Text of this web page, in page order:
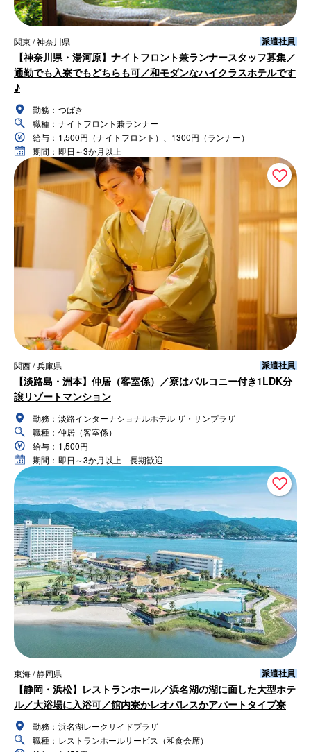
関東 / 神奈川県 派遣社員
【神奈川県・湯河原】ナイトフロント兼ランナースタッフ募集／
通勤でも入寮でもどちらも可／和モダンなハイクラスホテルです
♪
勤務： つばき
職種： ナイトフロント兼ランナー
給与： 1,500円（ナイトフロント）、1300円（ランナー）
期間： 即日～3か月以上
関西 / 兵庫県 派遣社員
【淡路島・洲本】仲居（客室係）／寮はバルコニー付き1LDK分
譲リゾートマンション
勤務： 淡路インターナショナルホテル ザ・サンプラザ
職種： 仲居（客室係）
給与： 1,500円
期間： 即日～3か月以上 長期歓迎
東海 / 静岡県 派遣社員
【静岡・浜松】レストランホール／浜名湖の湖に面した大型ホテ
ル／大浴場に入浴可／館内寮かレオパレスかアパートタイプ寮
勤務： 浜名湖レークサイドプラザ
職種： レストランホールサービス（和食会席）